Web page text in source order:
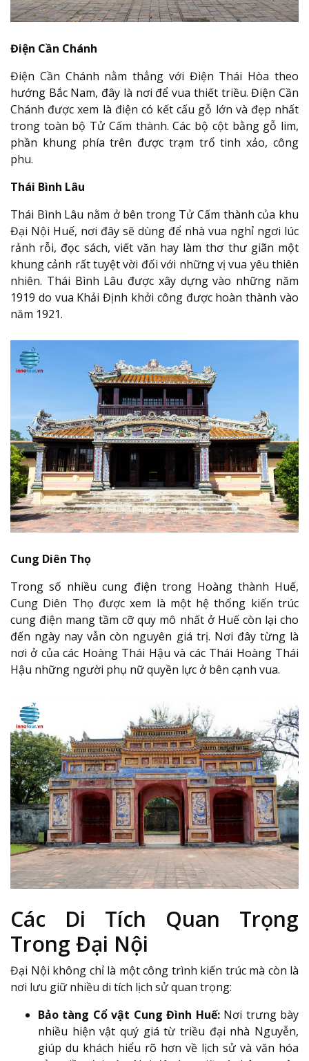
Điện Cần Chánh
Điện Cần Chánh nằm thẳng với Điện Thái Hòa theo
hướng Bắc Nam, đây là nơi để vua thiết triều. Điện Cần
Chánh được xem là điện có kết cấu gỗ lớn và đẹp nhất
trong toàn bộ Tử Cấm thành. Các bộ cột bằng gỗ lim,
phần khung phía trên được trạm trổ tinh xảo, công
phu.
Thái Bình Lâu
Thái Bình Lâu nằm ở bên trong Tử Cấm thành của khu
Đại Nội Huế, nơi đây sẽ dùng để nhà vua nghỉ ngơi lúc
rảnh rỗi, đọc sách, viết văn hay làm thơ thư giãn một
khung cảnh rất tuyệt vời đối với những vị vua yêu thiên
nhiên. Thái Bình Lâu được xây dựng vào những năm
1919 do vua Khải Định khởi công được hoàn thành vào
năm 1921.
Cung Diên Thọ
Trong số nhiều cung điện trong Hoàng thành Huế,
Cung Diên Thọ được xem là một hệ thống kiến trúc
cung điện mang tầm cỡ quy mô nhất ở Huế còn lại cho
đến ngày nay vẫn còn nguyên giá trị. Nơi đây từng là
nơi ở của các Hoàng Thái Hậu và các Thái Hoàng Thái
Hậu những người phụ nữ quyền lực ở bên cạnh vua.
Các Di Tích Quan Trọng
Trong Đại Nội
Đại Nội không chỉ là một công trình kiến trúc mà còn là
nơi lưu giữ nhiều di tích lịch sử quan trọng:
Bảo tàng Cổ vật Cung Đình Huế: Nơi trưng bày
nhiều hiện vật quý giá từ triều đại nhà Nguyễn,
giúp du khách hiểu rõ hơn về lịch sử và văn hóa